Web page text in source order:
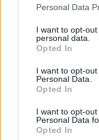
Personal Data
I want to opt-
personal data.
Opted In
I want to opt-
Personal Data.
Opted In
I want to opt-
Personal Data
Opted In
Ξεκίνησε στη Σύνοδο
η συζήτηση για την